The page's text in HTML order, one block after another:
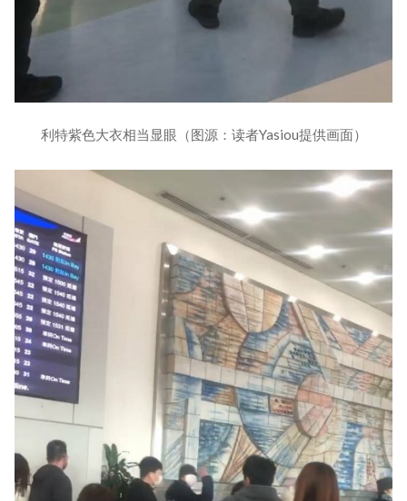
利特紫色大衣相当显眼（图源：读者Yasiou提供画面）